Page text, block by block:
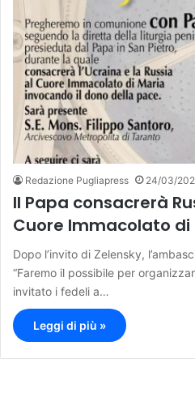
Redazione Pugliapress 24/03/
Il Papa consacrerà
Cuore Immacolato di
Dopo l’invito di Zelensky,
“Faremo il possibile per
invitato i fedeli a…
Leggi di più »